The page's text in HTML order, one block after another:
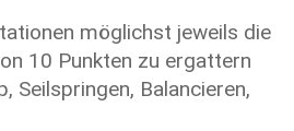
möglichst jeweils die
10 Punkten zu ergattern
Seilspringen, Balancieren,